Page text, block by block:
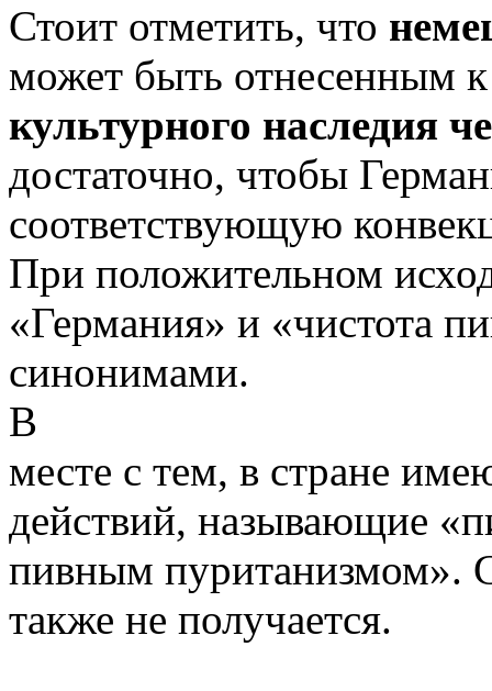
Стоит отметить, что
может быть отнесенным
культурного наследия
достаточно, чтобы
соответствующую
При положительном
«Германия» и «чистота
синонимами.
В
месте с тем, в стране
действий, называющие
пивным пуританизмом».
также не получается.